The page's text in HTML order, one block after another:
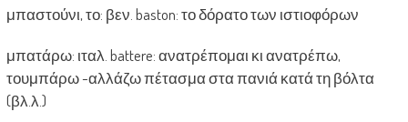
μπαστούνι, το: βεν. baston: το δόρατο των ιστιοφόρων
μπατάρω: ιταλ. battere: ανατρέπομαι κι ανατρέπω,
τουμπάρω -αλλάζω πέτασμα στα πανιά κατά τη βόλτα
(βλ.λ.)